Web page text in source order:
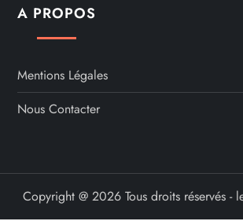
A PROPOS
Mentions Légales
Nous Contacter
Copyright @ 2026 Tous droits réservés -